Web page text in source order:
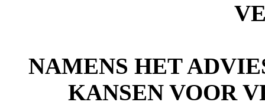
NAMENS HET
KANSEN VOOR